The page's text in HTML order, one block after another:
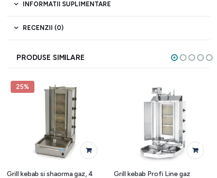
INFORMATII SUPLIMENTARE
RECENZII (0)
PRODUSE SIMILARE
25%
Grill kebab si shaorma gaz, 4
Grill kebab Profi Line gaz